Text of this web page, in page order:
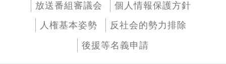
放送番組審議会
個人情報保護方針
人権基本姿勢
反社会的勢力排除
後援等名義申請